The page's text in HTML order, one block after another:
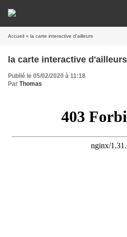
Accueil » la carte interactive d'ailleurs
la carte interactive d'ailleurs
Publié le 05/02/2020 à 11:18
Par Thomas